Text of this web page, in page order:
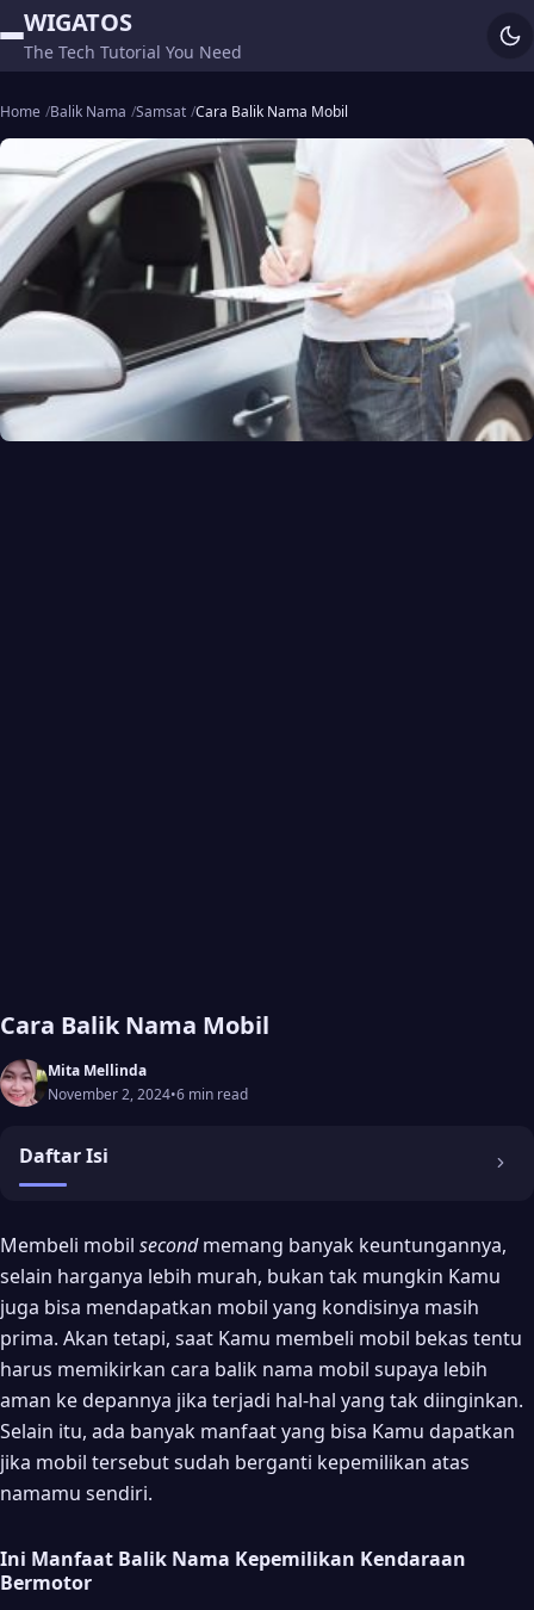
WIGATOS
The Tech Tutorial You Need
Home Balik Nama Samsat Cara Balik Nama Mobil
Cara Balik Nama Mobil
Mita Mellinda
November 2, 2024•6 min read
Daftar Isi
Ini Manfaat Balik Nama Kepemilikan Kendaraan Bermotor
1. Menghindari Tambahan Biaya Pengurusan Pajak
2. Meringankan Proses Pembayaran Pajak
3. Lebih Nyaman
4. Mencegah Resiko Penyalahgunaan Kendaraan Oleh Pihak Lain
Cara Balik Nama Mobil
Apa Saja Syarat Balik Nama Mobil?
1. Persiapkan Dokumen yang Diperlukan
Membeli mobil secondmemang banyak keuntungannya,
selain harganya lebih murah, bukan tak mungkin Kamu
juga bisa mendapatkan mobil yang kondisinya masih
prima. Akan tetapi, saat Kamu membeli mobil bekas tentu
harus memikirkan cara balik nama mobil supaya lebih
aman ke depannya jika terjadi hal-hal yang tak diinginkan.
Selain itu, ada banyak manfaat yang bisa Kamu dapatkan
jika mobil tersebut sudah berganti kepemilikan atas
namamu sendiri.
Ini Manfaat Balik Nama Kepemilikan Kendaraan
Bermotor